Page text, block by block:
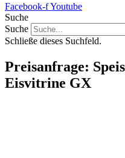
Facebook-fYoutube
Suche
Suche
Schließe dieses Suchfeld.
Preisanfrage:
Eisvitrine GX